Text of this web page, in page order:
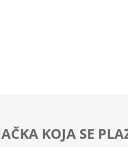
KOJA SE